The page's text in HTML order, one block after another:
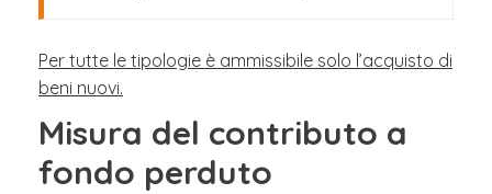
Per tutte le tipologie è ammissibile solo l’acquisto di
beni nuovi.
Misura del contributo a
fondo perduto